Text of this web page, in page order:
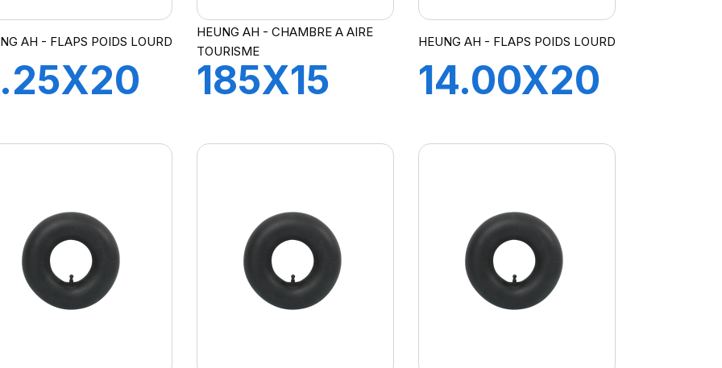
AH - FLAPS POIDS LOURD
HEUNG AH - CHAMBRE A AIRE
TOURISME
185X15
HEUNG AH - FLAPS POIDS LOURD
14.00X20